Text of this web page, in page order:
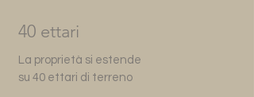
40 ettari
La proprietà si estende
su 40 ettari di terreno